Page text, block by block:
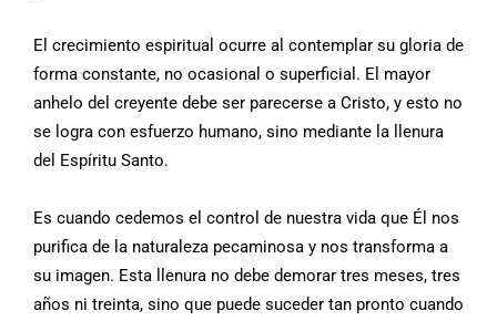
El crecimiento espiritual ocurre al contemplar su gloria de
forma constante, no ocasional o superficial. El mayor
anhelo del creyente debe ser parecerse a Cristo, y esto no
se logra con esfuerzo humano, sino mediante la llenura
del Espíritu Santo.
Es cuando cedemos el control de nuestra vida que Él nos
purifica de la naturaleza pecaminosa y nos transforma a
su imagen. Esta llenura no debe demorar tres meses, tres
años ni treinta, sino que puede suceder tan pronto cuando